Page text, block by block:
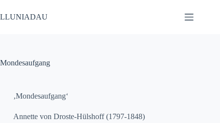
LLUNIADAU
Mondesaufgang
‚Mondesaufgang‘
Annette von Droste-Hülshoff (1797-1848)